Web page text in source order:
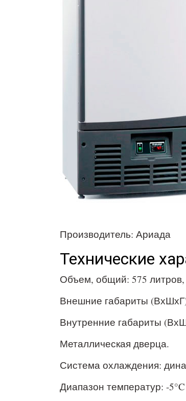
Производитель: Ариада
Технические
Объем, общий: 575
Внешние габариты
Внутренние габариты
Металлическая дверца.
Система охлаждения:
Диапазон температур: -